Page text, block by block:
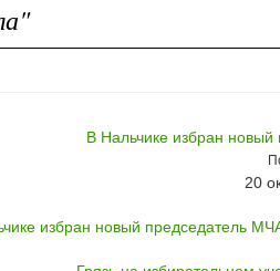
В Нальчике избран
20
избран новый председатель МЧА